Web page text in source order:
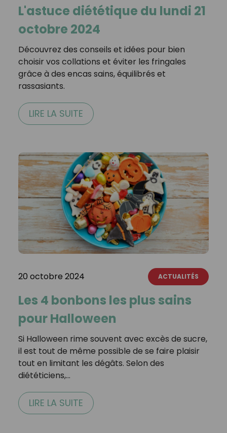
L'astuce diététique du lundi 21
octobre 2024
Découvrez des conseils et idées pour bien
choisir vos collations et éviter les fringales
grâce à des encas sains, équilibrés et
rassasiants.
LIRE LA SUITE
20 octobre 2024 ACTUALITÉS
Les 4 bonbons les plus sains
pour Halloween
Si Halloween rime souvent avec excès de sucre,
il est tout de même possible de se faire plaisir
tout en limitant les dégâts. Selon des
diététiciens,…
LIRE LA SUITE